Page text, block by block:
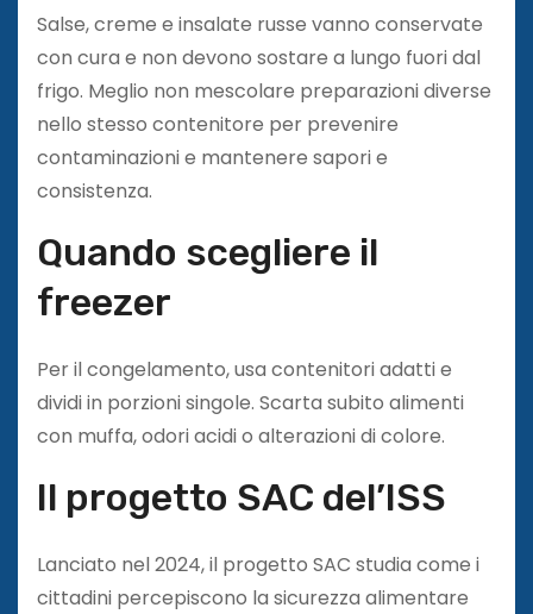
Salse, creme e insalate russe vanno conservate
con cura e non devono sostare a lungo fuori dal
frigo. Meglio non mescolare preparazioni diverse
nello stesso contenitore per prevenire
contaminazioni e mantenere sapori e
consistenza.
Quando scegliere il
freezer
Per il congelamento, usa contenitori adatti e
dividi in porzioni singole. Scarta subito alimenti
con muffa, odori acidi o alterazioni di colore.
Il progetto SAC del’ISS
Lanciato nel 2024, il progetto SAC studia come i
cittadini percepiscono la sicurezza alimentare